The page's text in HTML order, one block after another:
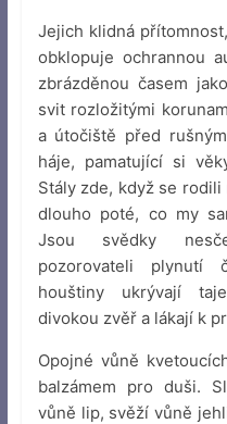
Jejich klidná
obklopuje ochrannou
zbrázděnou časem
svit rozložitými
a útočiště před
háje, pamatující si
Stály zde, když se
dlouho poté, co my
Jsou svědky
pozorovateli plynutí
houštiny ukrývají
divokou zvěř a lákají k
Opojné vůně
balzámem pro duši.
vůně lip, svěží vůně